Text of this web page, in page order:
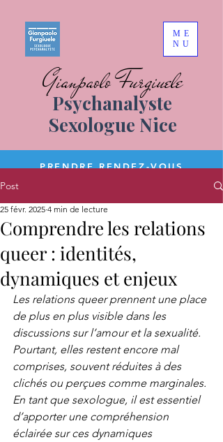
Gianpaolo Furgiuele
Psychanalyste
Sexologue Nice
PRENDRE RENDEZ-VOUS
ME
NU
Post
Comprendre les relations
queer : identités,
dynamiques et enjeux
25 févr. 2025 4 min de lecture
Les relations queer prennent une place
de plus en plus visible dans les
discussions sur l’amour et la sexualité.
Pourtant, elles restent encore mal
comprises, souvent réduites à des
clichés ou perçues comme marginales.
En tant que sexologue, il est essentiel
d’apporter une compréhension
éclairée sur ces dynamiques